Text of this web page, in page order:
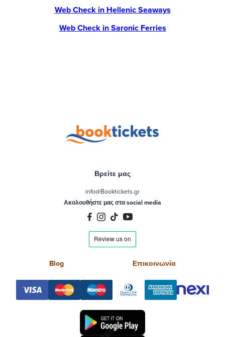
Web Check in Hellenic Seaways
Web Check in Saronic Ferries
Βρείτε μας
info@Booktickets.gr
Ακολουθήστε μας στα social media
Blog Επικοινωνία